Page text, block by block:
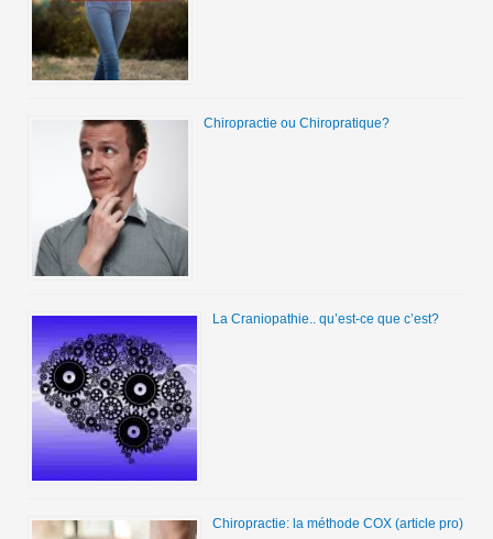
Chiropractie ou Chiropratique?
La Craniopathie.. qu’est-ce que c’est?
Chiropractie: la méthode COX (article pro)